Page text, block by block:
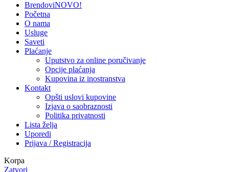
BrendoviNOVO!
Početna
O nama
Usluge
Saveti
Plaćanje
Uputstvo za online poručivanje
Opcije plaćanja
Kupovina iz inostranstva
Kontakt
Opšti uslovi kupovine
Izjava o saobraznosti
Politika privatnosti
Lista želja
Uporedi
Prijava / Registracija
Korpa
Zatvori